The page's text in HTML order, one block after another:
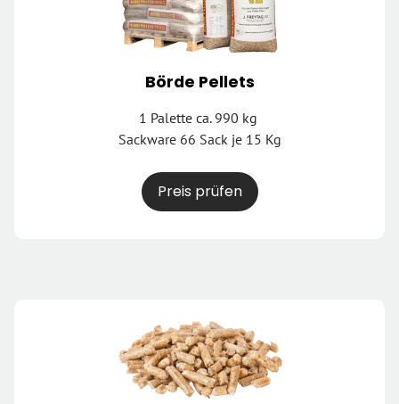
Börde Pellets
1 Palette ca. 990 kg
Sackware 66 Sack je 15 Kg
Preis prüfen